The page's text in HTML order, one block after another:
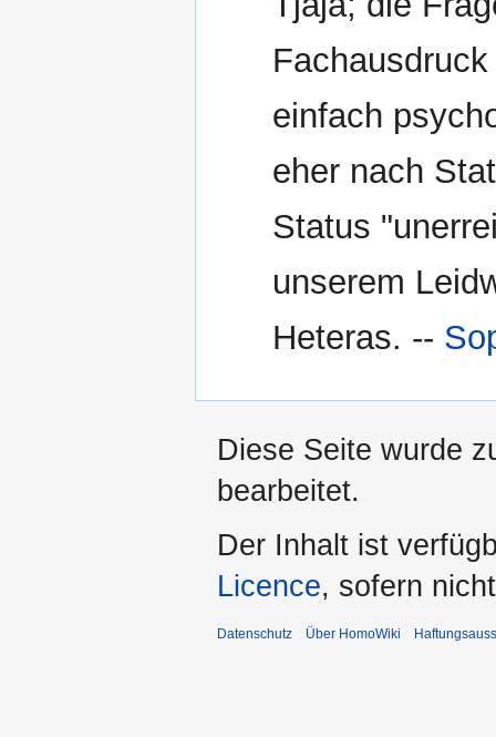
einfach
eher nach
Status
unserem
Heteras. --
Diese Seite wurde
bearbeitet.
Der Inhalt ist
Licence, sofern
Datenschutz Über HomoWiki